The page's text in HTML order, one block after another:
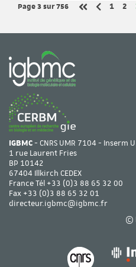
Page 3sur 756
Page
1 2
IGBMC- CNRS UMR 7104 - Inserm
1 rue Laurent Fries
BP 10142
67404 Illkirch CEDEX
France Tél +33 (0)3 88 65 32 00
Fax +33 (0)3 88 65 32 01
directeur.igbmc@igbmc.fr
©